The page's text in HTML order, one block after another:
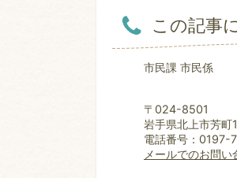
この記事
市民課 市民係
〒024-8501
岩手県北上市芳町
電話番号：0197-
メールでのお問い